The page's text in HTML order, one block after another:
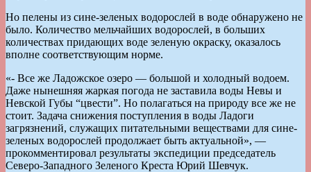
Но пелены из сине-зеленых водорослей в воде обнаружено не
было. Количество мельчайших водорослей, в больших
количествах придающих воде зеленую окраску, оказалось
вполне соответствующим норме.
«- Все же Ладожское озеро — большой и холодный водоем.
Даже нынешняя жаркая погода не заставила воды Невы и
Невской Губы “цвести”. Но полагаться на природу все же не
стоит. Задача снижения поступления в воды Ладоги
загрязнений, служащих питательными веществами для сине-
зеленых водорослей продолжает быть актуальной», —
прокомментировал результаты экспедиции председатель
Северо-Западного Зеленого Креста Юрий Шевчук.